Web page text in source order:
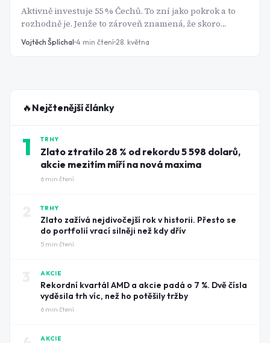
Aktivně investuje 55 % Čechů. To zní jako pokrok a to
rozhodně je. Jenže to zároveň znamená, že skoro
polovina dospělé populace stále není na trhu vůbec.
Ne proto, že by neměla přístup k brokerovi. Ne proto, že
Vojtěch Šplíchal 4 min čtení 28. května
🔥 Nejčtenější články
1 TRHY
Zlato ztratilo 28 % od rekordu 5 598 dolarů,
akcie mezitím míří na nová maxima
6 min čtení
TRHY
Zlato zažívá nejdivočejší rok v historii. Přesto se
do portfolií vrací silněji než kdy dřív
5 min čtení
AKCIE
Rekordní kvartál AMD a akcie padá o 7 %. Dvě čísla
vyděsila trh víc, než ho potěšily tržby
6 min čtení
AKCIE